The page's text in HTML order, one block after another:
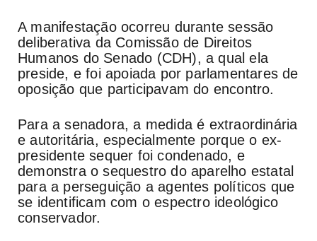
A manifestação ocorreu durante sessão
deliberativa da Comissão de Direitos
Humanos do Senado (CDH), a qual ela
preside, e foi apoiada por parlamentares de
oposição que participavam do encontro.
Para a senadora, a medida é extraordinária
e autoritária, especialmente porque o ex-
presidente sequer foi condenado, e
demonstra o sequestro do aparelho estatal
para a perseguição a agentes políticos que
se identificam com o espectro ideológico
conservador.